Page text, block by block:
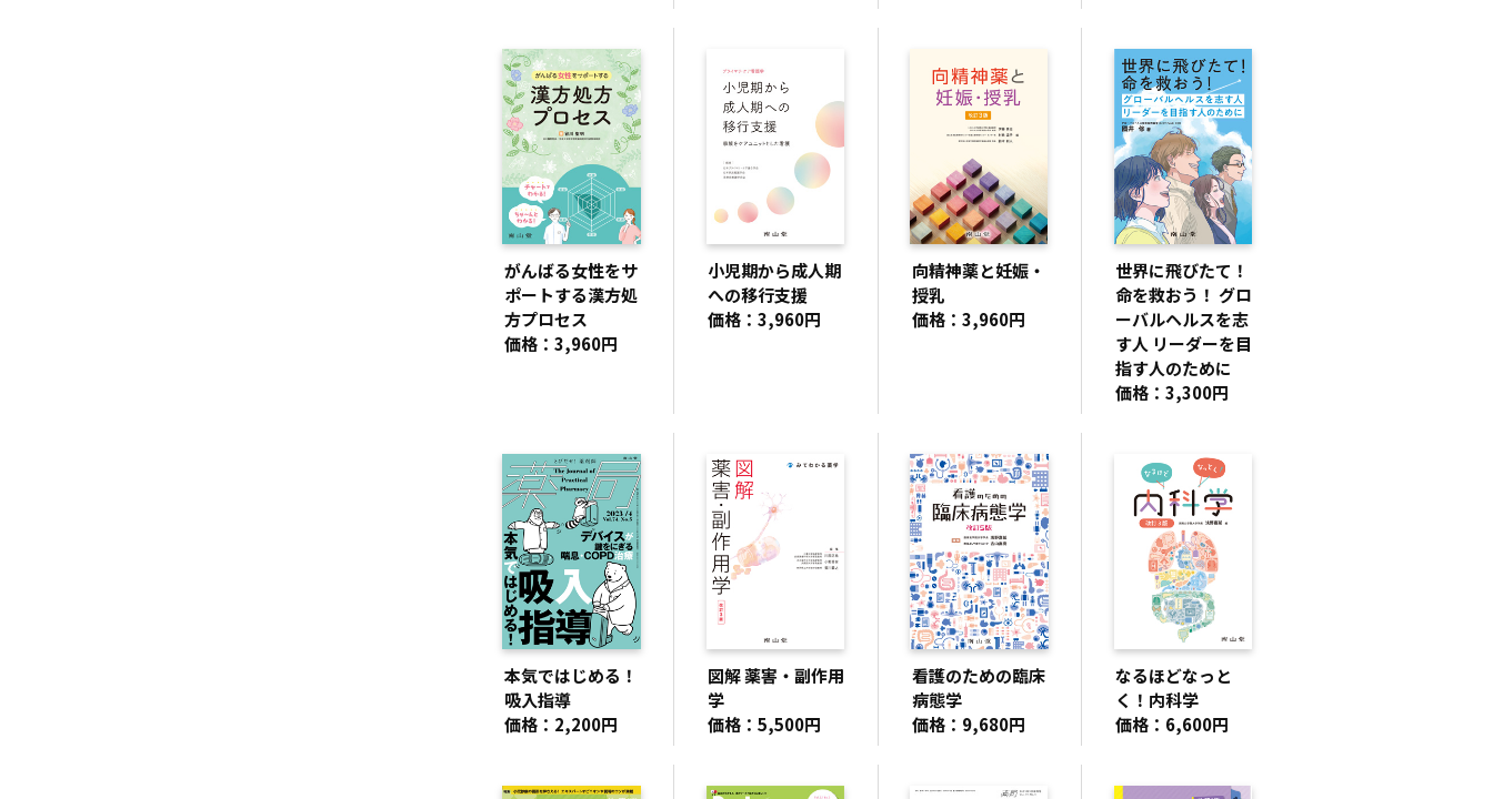
がんばる女性をサ
ポートする漢方処
方プロセス
価格：3,960円
小児期から成人期
への移行支援
価格：3,960円
向精神薬と妊娠・
授乳
価格：3,960円
世界に飛びたて！
命を救おう！ グロ
ーバルヘルスを志
す人 リーダーを目
指す人のために
価格：3,300円
本気ではじめる！
吸入指導
価格：2,200円
図解 薬害・副作用
学
価格：5,500円
看護のための臨床
病態学
価格：9,680円
なるほどなっと
く！内科学
価格：6,600円